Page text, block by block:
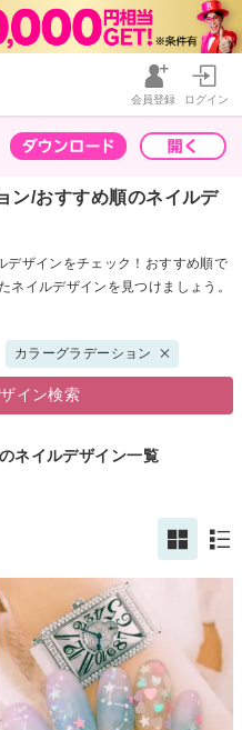
会員登録 ログイン
ン/おすすめ順のネイルデ
デザインをチェック！おすすめ順で
イルデザインを見つけましょう。
カラーグラデーション
イン検索
ネイルデザイン一覧